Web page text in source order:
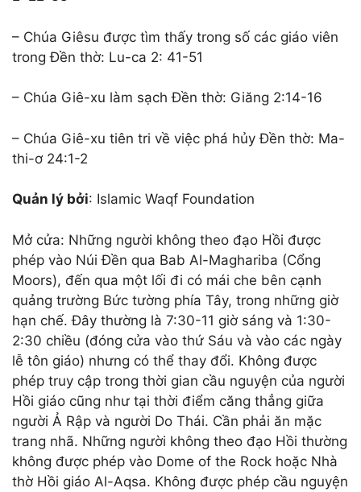
– Chúa Giêsu được tìm thấy trong số các giáo viên
trong Đền thờ: Lu-ca 2: 41-51
– Chúa Giê-xu làm sạch Đền thờ: Giăng 2:14-16
– Chúa Giê-xu tiên tri về việc phá hủy Đền thờ: Ma-
thi-ơ 24:1-2
Quản lý bởi: Islamic Waqf Foundation
Mở cửa: Những người không theo đạo Hồi được
phép vào Núi Đền qua Bab Al-Maghariba (Cổng
Moors), đến qua một lối đi có mái che bên cạnh
quảng trường Bức tường phía Tây, trong những giờ
hạn chế. Đây thường là 7:30-11 giờ sáng và 1:30-
2:30 chiều (đóng cửa vào thứ Sáu và vào các ngày
lễ tôn giáo) nhưng có thể thay đổi. Không được
phép truy cập trong thời gian cầu nguyện của người
Hồi giáo cũng như tại thời điểm căng thẳng giữa
người Ả Rập và người Do Thái. Cần phải ăn mặc
trang nhã. Những người không theo đạo Hồi thường
không được phép vào Dome of the Rock hoặc Nhà
thờ Hồi giáo Al-Aqsa. Không được phép cầu nguyện